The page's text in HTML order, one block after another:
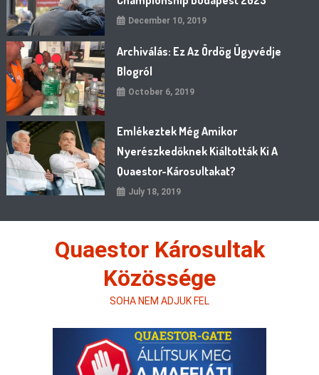
December 10, 2019
Archiválás: Ez Az Ördög Ügyvédje
Blogról
October 6, 2019
Emlékeztek Még Amikor
Nyerészkedőknek Kiáltották Ki A
Quaestor-Károsultakat?
July 18, 2019
Quaestor Károsultak
Közössége
SOHA NEM ADJUK FEL